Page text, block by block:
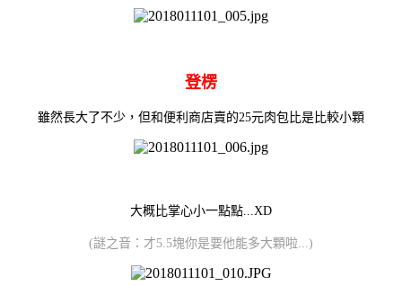
登楞
雖然長大了不少，但和便利商店賣的25元肉包比是比較小顆
大概比掌心小一點點...XD
(謎之音：才5.5塊你是要他能多大顆啦... )